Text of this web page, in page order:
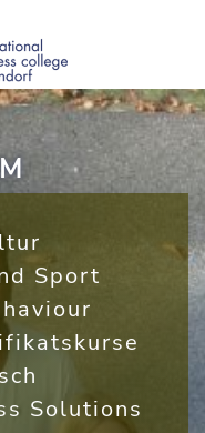
Sport
Solutions